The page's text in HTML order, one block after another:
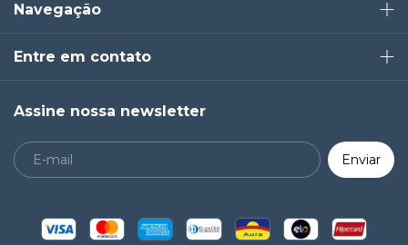
Navegação
Entre em contato
Assine nossa newsletter